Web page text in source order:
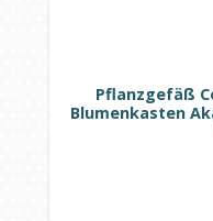
Pflanzgefäß
Blumenkasten